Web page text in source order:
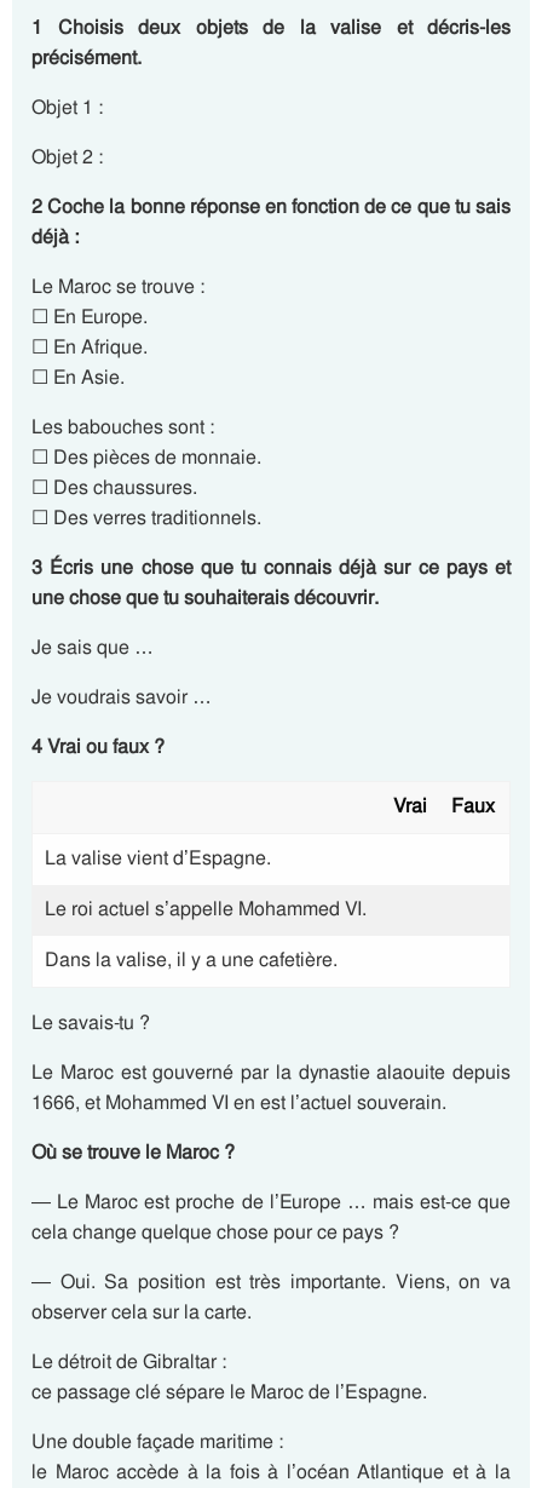
1 Choisis deux objets de la valise et décris-les
précisément.
Objet 1 :
Objet 2 :
2 Coche la bonne réponse en fonction de ce que tu sais
déjà :
Le Maroc se trouve :
☐ En Europe.
☐ En Afrique.
☐ En Asie.
Les babouches sont :
☐ Des pièces de monnaie.
☐ Des chaussures.
☐ Des verres traditionnels.
3 Écris une chose que tu connais déjà sur ce pays et
une chose que tu souhaiterais découvrir.
Je sais que …
Je voudrais savoir …
4 Vrai ou faux ?
Vrai Faux
La valise vient d’Espagne.
Le roi actuel s’appelle Mohammed VI.
Dans la valise, il y a une cafetière.
Le savais-tu ?
Le Maroc est gouverné par la dynastie alaouite depuis
1666, et Mohammed VI en est l’actuel souverain.
Où se trouve le Maroc ?
— Le Maroc est proche de l’Europe … mais est-ce que
cela change quelque chose pour ce pays ?
— Oui. Sa position est très importante. Viens, on va
observer cela sur la carte.
Le détroit de Gibraltar :
ce passage clé sépare le Maroc de l’Espagne.
Une double façade maritime :
le Maroc accède à la fois à l’océan Atlantique et à la